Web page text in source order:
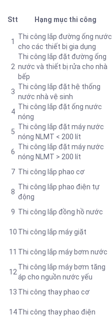
Stt Hạng mục thi công
1
Thi công lắp đường ống nước
cho các thiết bị gia dụng
2
Thi công lắp đặt đường ống
nước và thiết bị rửa cho nhà
bếp
3
Thi công lắp đặt hệ thống
nước nhà vệ sinh
4
Thi công lắp đặt ống nước
nóng
5
Thi công lắp đặt máy nước
nóng NLMT < 200 lít
6
Thi công lắp đặt máy nước
nóng NLMT > 200 lít
7 Thi công lắp phao cơ
8
Thi công lắp phao điện tự
động
9 Thi công lắp đồng hồ nước
10 Thi công lắp máy giặt
11 Thi công lắp máy bơm nước
12
Thi công lắp máy bơm tăng
áp cho nguồn nước yếu
13 Thi công thayphao cơ
14 Thi công thay phao điện